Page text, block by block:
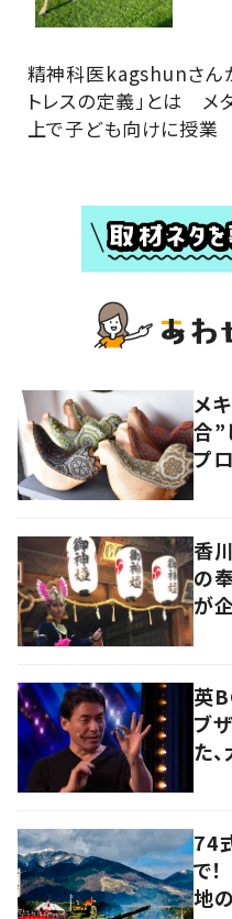
精神科医kagshunさん
トレスの定義」とは メ
上で子ども向けに授業
メ
合”
プ
香
の
が
英
ブ
た
74
で
地